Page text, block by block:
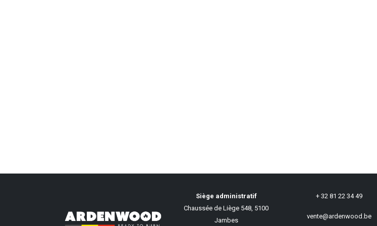
Siège administratif
Chaussée de Liège 548, 5100
Jambes
+ 32 81 22 34 49
vente@ardenwood.be